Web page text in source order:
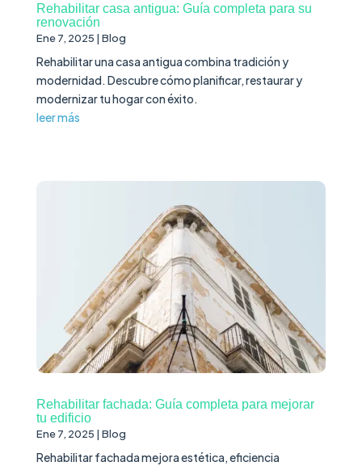
Rehabilitar casa antigua: Guía completa para su
renovación
Ene 7, 2025 | Blog
Rehabilitar una casa antigua combina tradición y
modernidad. Descubre cómo planificar, restaurar y
modernizar tu hogar con éxito.
leer más
Rehabilitar fachada: Guía completa para mejorar
tu edificio
Ene 7, 2025 | Blog
Rehabilitar fachada mejora estética, eficiencia